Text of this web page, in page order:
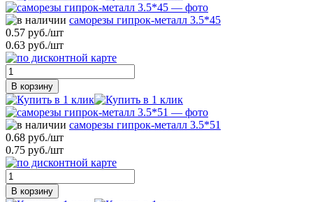
саморезы гипрок-металл 3.5*45
0.57 руб./шт
0.63 руб./шт
В корзину
саморезы гипрок-металл 3.5*51
0.68 руб./шт
0.75 руб./шт
В корзину